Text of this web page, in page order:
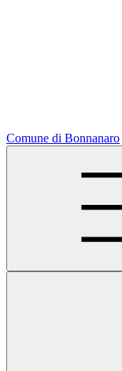
Comune di Bonnanaro